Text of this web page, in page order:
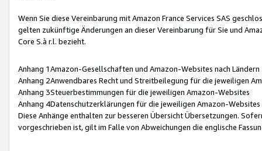
Wenn Sie diese Vereinbarung mit Amazon France Services SAS
gelten zukünftige Änderungen an dieser Vereinbarung für Sie und
Core S.à r.l. bezieht.
Anhang 1Amazon-Gesellschaften und Amazon-Websites nach Ländern
Anhang 2Anwendbares Recht und Streitbeilegung für die jeweiligen
Anhang 3Steuerbestimmungen für die jeweiligen Amazon-Websites
Anhang 4Datenschutzerklärungen für die jeweiligen Amazon-Websites
Diese Anhänge enthalten zur besseren Übersicht Übersetzungen.
vorgeschrieben ist, gilt im Falle von Abweichungen die englische